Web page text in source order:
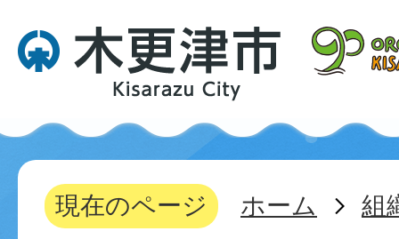
現在のページ ホーム 組